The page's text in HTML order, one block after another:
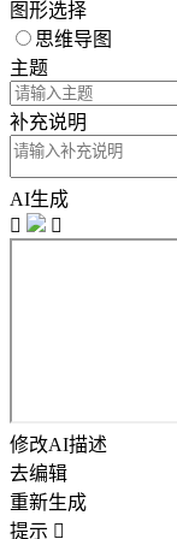
图形选择
思维导图
主题
补充说明
AI生成


修改AI描述
去编辑
重新生成
提示 